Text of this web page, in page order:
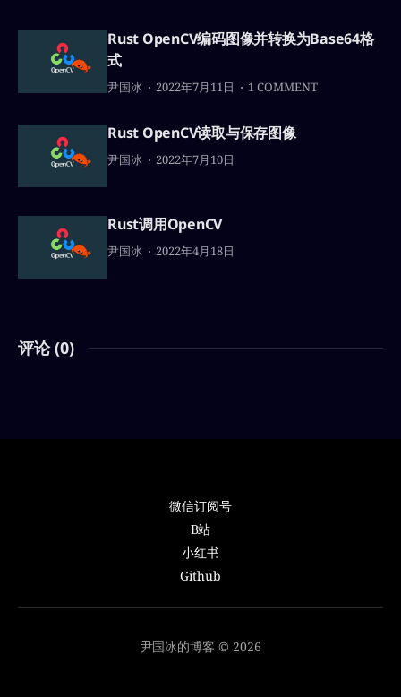
Rust OpenCV编码图像并转换为Base64格
式
尹国冰 2022年7月11日 1 COMMENT
Rust OpenCV读取与保存图像
尹国冰 2022年7月10日
Rust调用OpenCV
尹国冰 2022年4月18日
评论 (0)
微信订阅号
B站
小红书
Github
尹国冰的博客 © 2026